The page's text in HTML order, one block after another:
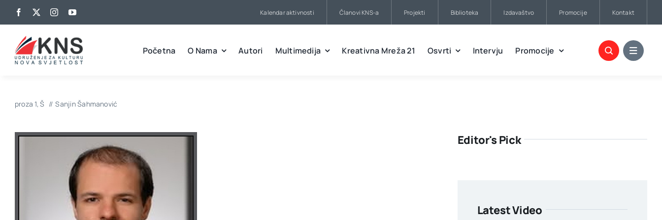
content
Kalendar aktivnosti Članovi KNS-a Projekti Biblioteka Izdavaštvo Promocije Kontakt
Početna O Nama Autori Multimedija Kreativna Mreža 21 Osvrti Intervju Promocije
proza 1 Š Sanjin Šahmanović
Editor's Pick
Latest Video